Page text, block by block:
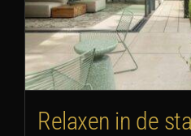
Relaxen in de